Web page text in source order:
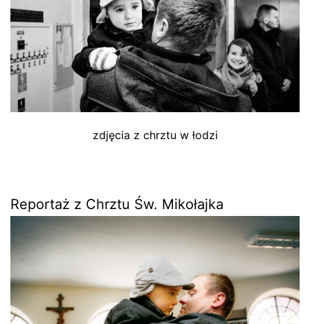
zdjęcia z chrztu w łodzi
Reportaż z Chrztu Św. Mikołajka